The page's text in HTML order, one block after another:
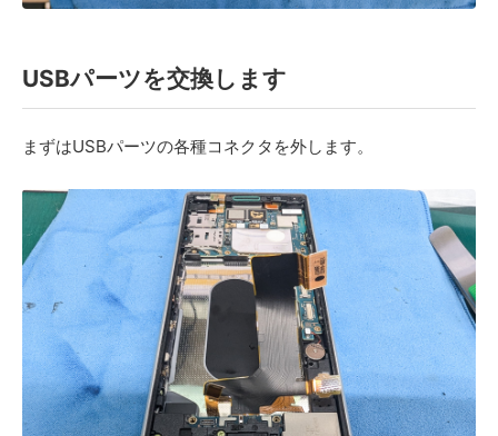
USBパーツを交換します
まずはUSBパーツの各種コネクタを外します。